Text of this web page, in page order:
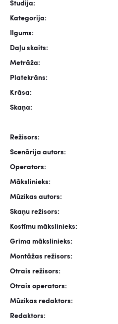
Studija:
Kategorija:
Ilgums:
Daļu skaits:
Metrāža:
Platekrāns:
Krāsa:
Skaņa:
Režisors:
Scenārija autors:
Operators:
Mākslinieks:
Mūzikas autors:
Skaņu režisors:
Kostīmu mākslinieks:
Grima mākslinieks:
Montāžas režisors:
Otrais režisors:
Otrais operators:
Mūzikas redaktors:
Redaktors: